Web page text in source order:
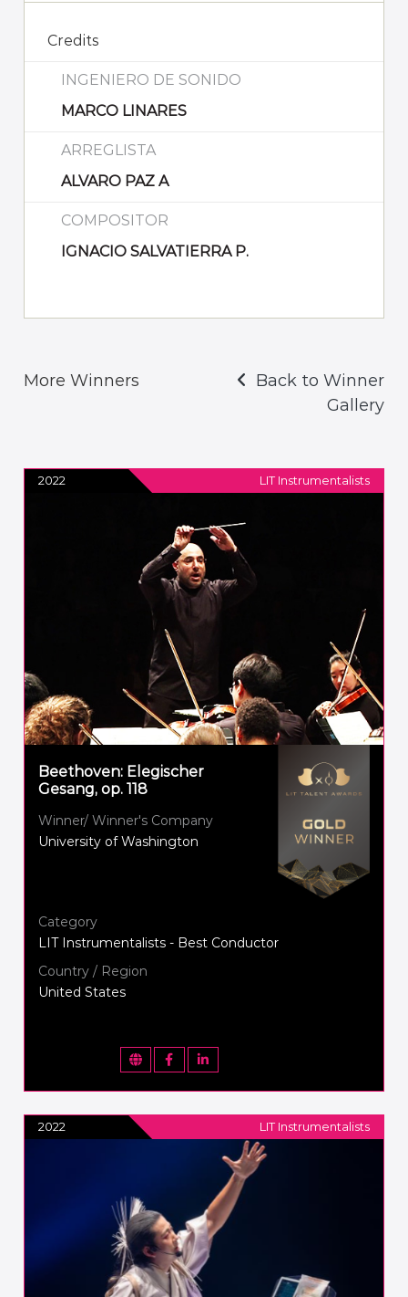
Credits
INGENIERO DE SONIDO
MARCO LINARES
ARREGLISTA
ALVARO PAZ A
COMPOSITOR
IGNACIO SALVATIERRA P.
More Winners
Back to Winner
Gallery
2022 LIT Instrumentalists
Beethoven: Elegischer
Gesang, op. 118
Winner/ Winner's Company
University of Washington
Category
LIT Instrumentalists - Best Conductor
Country / Region
United States
2022 LIT Instrumentalists